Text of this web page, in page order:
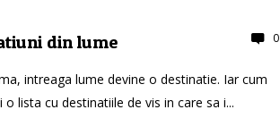
0
din lume
intreaga lume devine o destinatie. Iar cum
lista cu destinatiile de vis in care sa i...